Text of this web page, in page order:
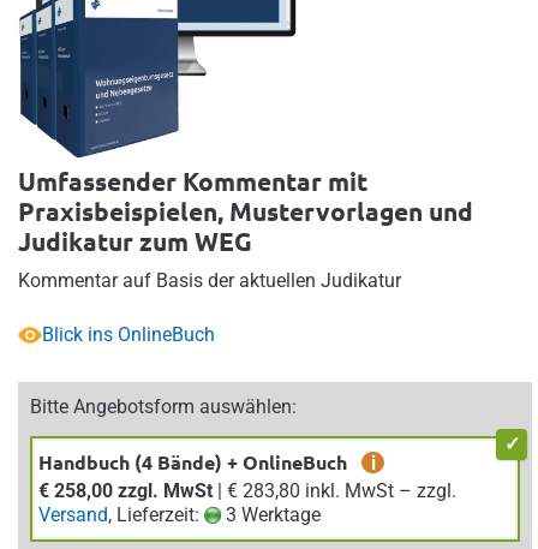
Umfassender Kommentar mit
Praxisbeispielen, Mustervorlagen und
Judikatur zum WEG
Kommentar auf Basis der aktuellen Judikatur
Blick ins OnlineBuch
Bitte Angebotsform auswählen:
Handbuch (4 Bände) + OnlineBuch
i
€ 258,00 zzgl. MwSt
| € 283,80 inkl. MwSt – zzgl.
Versand, Lieferzeit: 3 Werktage